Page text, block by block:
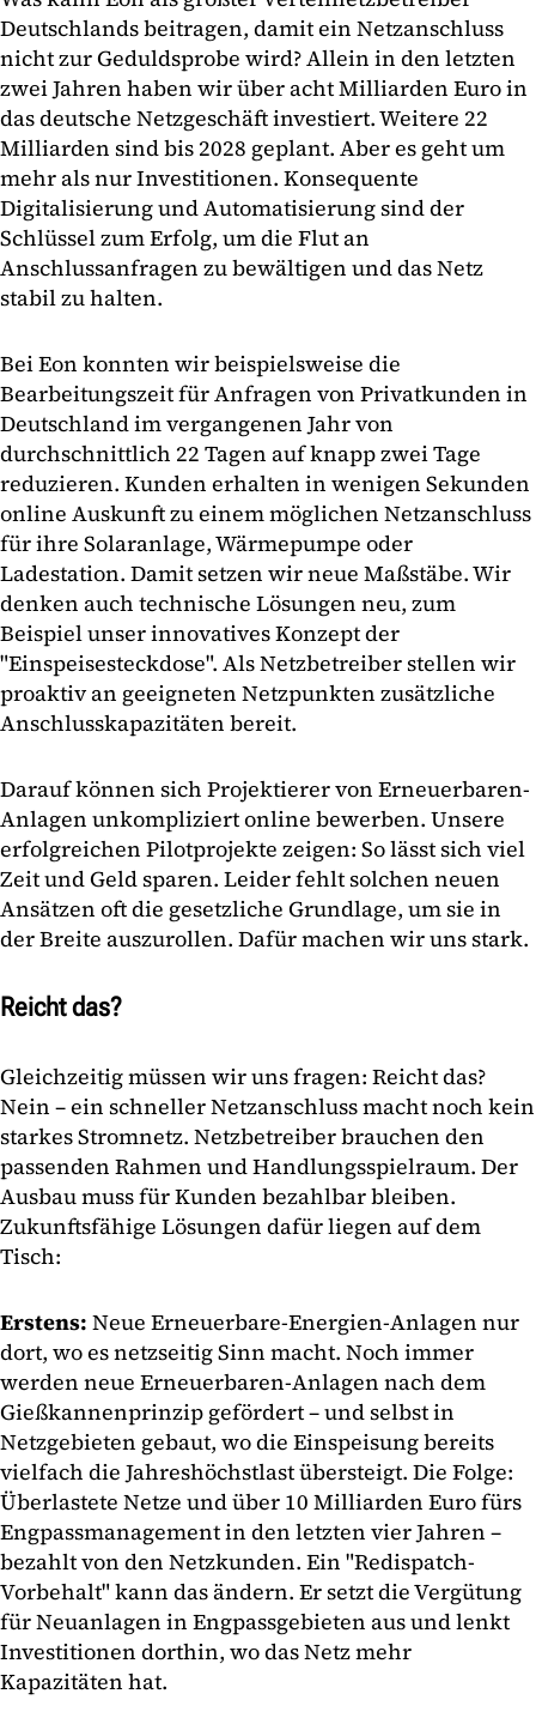
Deutschlands beitragen, damit ein Netzanschluss
nicht zur Geduldsprobe wird? Allein in den letzten
zwei Jahren haben wir über acht Milliarden Euro in
das deutsche Netzgeschäft investiert. Weitere 22
Milliarden sind bis 2028 geplant. Aber es geht um
mehr als nur Investitionen. Konsequente
Digitalisierung und Automatisierung sind der
Schlüssel zum Erfolg, um die Flut an
Anschlussanfragen zu bewältigen und das Netz
stabil zu halten.
Bei Eon konnten wir beispielsweise die
Bearbeitungszeit für Anfragen von Privatkunden in
Deutschland im vergangenen Jahr von
durchschnittlich 22 Tagen auf knapp zwei Tage
reduzieren. Kunden erhalten in wenigen Sekunden
online Auskunft zu einem möglichen Netzanschluss
für ihre Solaranlage, Wärmepumpe oder
Ladestation. Damit setzen wir neue Maßstäbe. Wir
denken auch technische Lösungen neu, zum
Beispiel unser innovatives Konzept der
"Einspeisesteckdose". Als Netzbetreiber stellen wir
proaktiv an geeigneten Netzpunkten zusätzliche
Anschlusskapazitäten bereit.
Darauf können sich Projektierer von Erneuerbaren-
Anlagen unkompliziert online bewerben. Unsere
erfolgreichen Pilotprojekte zeigen: So lässt sich viel
Zeit und Geld sparen. Leider fehlt solchen neuen
Ansätzen oft die gesetzliche Grundlage, um sie in
der Breite auszurollen. Dafür machen wir uns stark.
Reicht das?
Gleichzeitig müssen wir uns fragen: Reicht das?
Nein – ein schneller Netzanschluss macht noch kein
starkes Stromnetz. Netzbetreiber brauchen den
passenden Rahmen und Handlungsspielraum. Der
Ausbau muss für Kunden bezahlbar bleiben.
Zukunftsfähige Lösungen dafür liegen auf dem
Tisch:
Erstens: Neue Erneuerbare-Energien-Anlagen nur
dort, wo es netzseitig Sinn macht. Noch immer
werden neue Erneuerbaren-Anlagen nach dem
Gießkannenprinzip gefördert – und selbst in
Netzgebieten gebaut, wo die Einspeisung bereits
vielfach die Jahreshöchstlast übersteigt. Die Folge:
Überlastete Netze und über 10 Milliarden Euro fürs
Engpassmanagement in den letzten vier Jahren –
bezahlt von den Netzkunden. Ein "Redispatch-
Vorbehalt" kann das ändern. Er setzt die Vergütung
für Neuanlagen in Engpassgebieten aus und lenkt
Investitionen dorthin, wo das Netz mehr
Kapazitäten hat.